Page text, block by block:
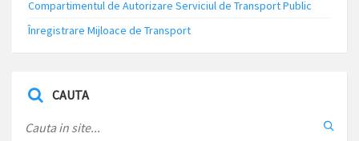
Compartimentul de Autorizare Serviciul de Transport Public
Înregistrare Mijloace de Transport
CAUTA